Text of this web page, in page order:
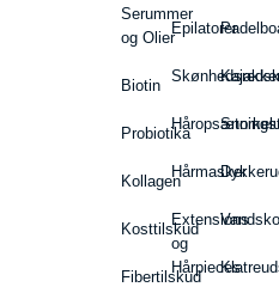
Serummer
og Olier
Biotin
Probiotika
Kollagen
Kosttilskud
Fibertilskud
Epilatorer
Hårmasker
Extensions
og
Hårpieces
Vandsko